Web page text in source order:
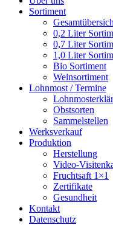
Sortiment
0,2 Liter
0,7 Liter
1,0 Liter
Bio Sortiment
Weinsortiment
Lohnmost / Termine
Obstsorten
Sammelstellen
Werksverkauf
Produktion
Herstellung
Video-
Fruchtsaft 1×1
Zertifikate
Gesundheit
Kontakt
Datenschutz